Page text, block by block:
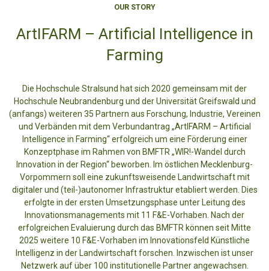
OUR STORY
ArtIFARM – Artificial Intelligence in
Farming
Die Hochschule Stralsund hat sich 2020 gemeinsam mit der
Hochschule Neubrandenburg und der Universität Greifswald und
(anfangs) weiteren 35 Partnern aus Forschung, Industrie, Vereinen
und Verbänden mit dem Verbundantrag „ArtIFARM – Artificial
Intelligence in Farming“ erfolgreich um eine Förderung einer
Konzeptphase im Rahmen von BMFTR „WIR!-Wandel durch
Innovation in der Region“ beworben. Im östlichen Mecklenburg-
Vorpommern soll eine zukunftsweisende Landwirtschaft mit
digitaler und (teil-)autonomer Infrastruktur etabliert werden. Dies
erfolgte in der ersten Umsetzungsphase unter Leitung des
Innovationsmanagements mit 11 F&E-Vorhaben. Nach der
erfolgreichen Evaluierung durch das BMFTR können seit Mitte
2025 weitere 10 F&E-Vorhaben im Innovationsfeld Künstliche
Intelligenz in der Landwirtschaft forschen. Inzwischen ist unser
Netzwerk auf über 100 institutionelle Partner angewachsen.